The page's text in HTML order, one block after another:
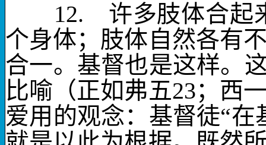
12. 许多肢体合起
个身体；肢体自然各有
合一。 基督也是这样。
比喻（正如弗五23；西
爱用的观念：基督徒“在